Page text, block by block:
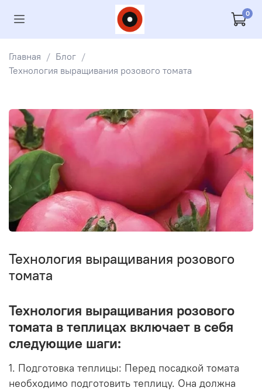
0
Главная
Блог
Технология выращивания розового томата
Технология выращивания розового
томата
Технология выращивания розового
томата в теплицах включает в себя
следующие шаги:
1. Подготовка теплицы: Перед посадкой томата
необходимо подготовить теплицу. Она должна